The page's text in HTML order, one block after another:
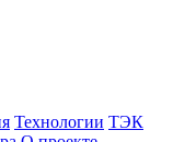
Технологии ТЭК